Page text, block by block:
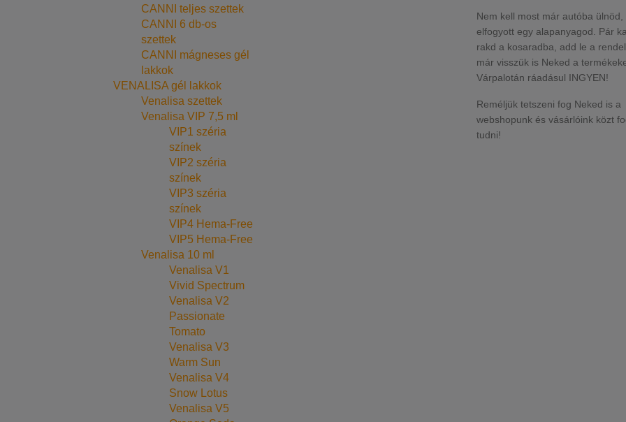
CANNI teljes szettek
CANNI 6 db-os
szettek
CANNI mágneses gél
lakkok
VENALISA gél lakkok
Venalisa szettek
Venalisa VIP 7,5 ml
VIP1 széria
színek
VIP2 széria
színek
VIP3 széria
színek
VIP4 Hema-Free
VIP5 Hema-Free
Venalisa 10 ml
Venalisa V1
Vivid Spectrum
Venalisa V2
Passionate
Tomato
Venalisa V3
Warm Sun
Venalisa V4
Snow Lotus
Venalisa V5
Nem kell most már autóba ülnöd,
elfogyott egy alapanyagod. Pár
rakd a kosaradba, add le a
már visszük is Neked a
Várpalotán ráadásul INGYEN!
Reméljük tetszeni fog Neked is a
webshopunk és vásárlóink közt
tudni!